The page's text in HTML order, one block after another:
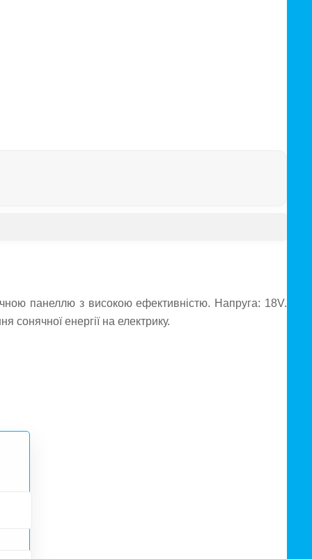
панеллю з високою ефективністю. Напруга: 18V.
сонячної енергії на електрику.